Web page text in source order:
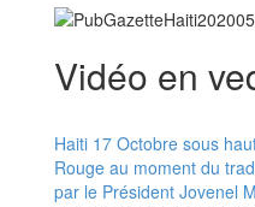
Vidéo en
Haiti 17 Octobre sous
Rouge au moment du
par le Président Jovenel